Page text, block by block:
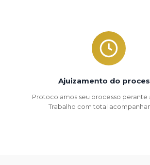
Ajuizamento do
Protocolamos seu processo perante
Trabalho com total